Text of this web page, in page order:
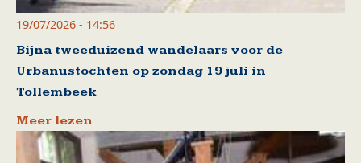
19/07/2026 - 14:56
Bijna tweeduizend wandelaars voor de
Urbanustochten op zondag 19 juli in
Tollembeek
Meer lezen